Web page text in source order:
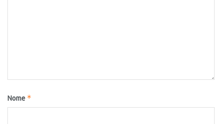
Nome *